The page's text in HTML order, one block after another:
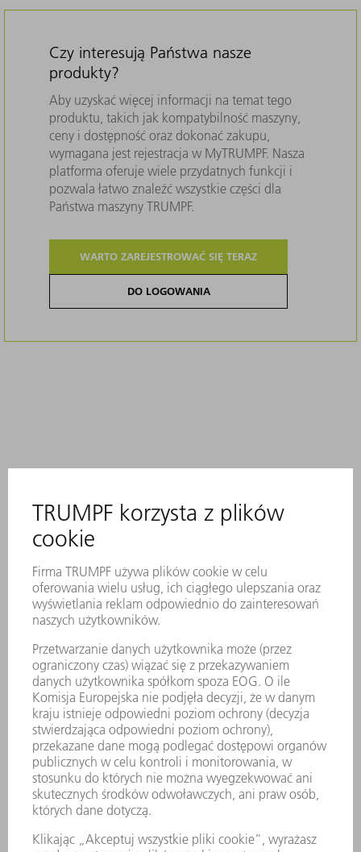
Czy interesują Państwa nasze
produkty?
Aby uzyskać więcej informacji na temat tego
produktu, takich jak kompatybilność maszyny,
ceny i dostępność oraz dokonać zakupu,
wymagana jest rejestracja w MyTRUMPF. Nasza
platforma oferuje wiele przydatnych funkcji i
pozwala łatwo znaleźć wszystkie części dla
Państwa maszyny TRUMPF.
WARTO ZAREJESTROWAĆ SIĘ TERAZ
DO LOGOWANIA
Trwałe znakowanie laserowe zawiera
narzędziu.
Za pomocą kodu matrycowego
można jednoznacznie zidentyfikować
Strefy robocze są utwardzane
laserowo.
Odpowiednie do gięcia w tłoczniku
Za pomocą jednego zestawu można
uzyskać wytłoczenia 4, 6, 8 lub 10
mm z 90° do 90° (gięcie z dociskiem)
lub w gięciu swobodnym różne
wytłoczenia i kąty >90°.